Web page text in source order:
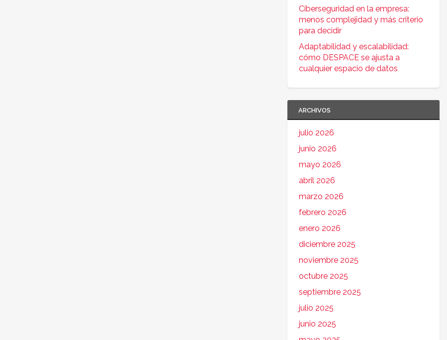
Ciberseguridad en la empresa:
menos complejidad y más criterio
para decidir
Adaptabilidad y escalabilidad:
cómo DESPACE se ajusta a
cualquier espacio de datos
ARCHIVOS
julio 2026
junio 2026
mayo 2026
abril 2026
marzo 2026
febrero 2026
enero 2026
diciembre 2025
noviembre 2025
octubre 2025
septiembre 2025
julio 2025
junio 2025